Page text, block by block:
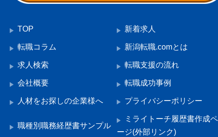
TOP 新着求人
転職コラム 新潟転職.comとは
求人検索 転職支援の流れ
会社概要 転職成功事例
人材をお探しの企業様へ プライバシーポリシー
職種別職務経歴書サンプル
ミライトーチ履歴書作成ペ
ージ(外部リンク)